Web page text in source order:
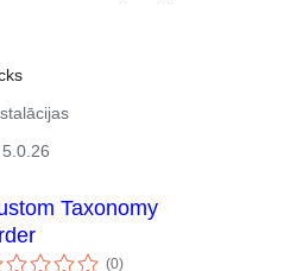
Taxonomy
(0vērtējumu
)